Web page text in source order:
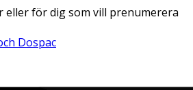
eller för dig som vill prenumerera
Dospac